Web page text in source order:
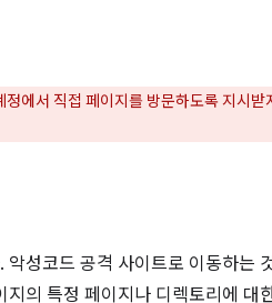
에서 직접 페이지를 방문하도록 지시받
성코드 공격 사이트로 이동하는
의 특정 페이지나 디렉토리에 대